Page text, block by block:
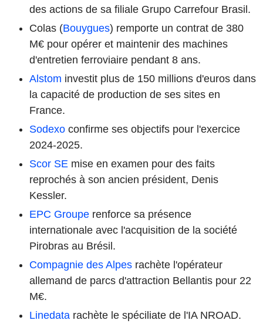
des actions de sa filiale Grupo Carrefour Brasil.
Colas (Bouygues) remporte un contrat de 380
M€ pour opérer et maintenir des machines
d'entretien ferroviaire pendant 8 ans.
Alstom investit plus de 150 millions d'euros dans
la capacité de production de ses sites en
France.
Sodexo confirme ses objectifs pour l'exercice
2024-2025.
Scor SE mise en examen pour des faits
reprochés à son ancien président, Denis
Kessler.
EPC Groupe renforce sa présence
internationale avec l'acquisition de la société
Pirobras au Brésil.
Compagnie des Alpes rachète l'opérateur
allemand de parcs d'attraction Bellantis pour 22
M€.
Linedata rachète le spéciliate de l'IA NROAD.